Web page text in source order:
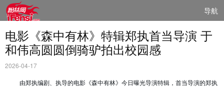
导航
电影《森中有林》特辑郑执首当导演 于
和伟高圆圆倒骑驴拍出校园感
2026-04-17
由郑执编剧、执导的电影《森中有林》今日曝光导演特辑，首当导演的郑执